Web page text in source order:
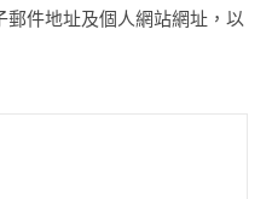
郵件地址及個人網站網址，以